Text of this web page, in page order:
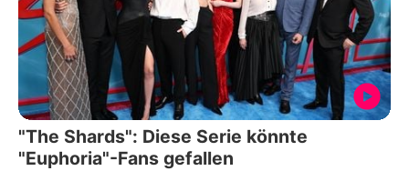
"The Shards": Diese Serie könnte
"Euphoria"-Fans gefallen